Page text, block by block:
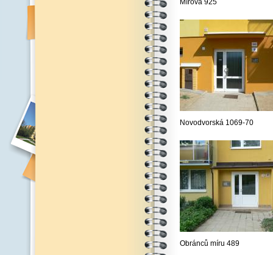
Novodvorská 1069-70
Obránců míru 489